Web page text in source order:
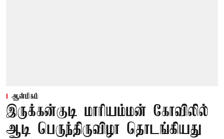
ஆன்மிகம்
இருக்கன்குடி மாரியம்மன் கோவிலில்
ஆடி பெருந்திருவிழா தொடங்கியது